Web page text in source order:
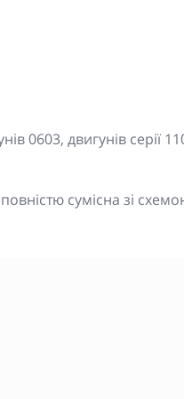
0603, двигунів серії
сумісна зі